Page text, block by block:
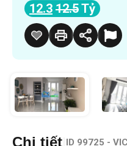
12.3 12.5Tỷ
Chi tiết ID 99725 -